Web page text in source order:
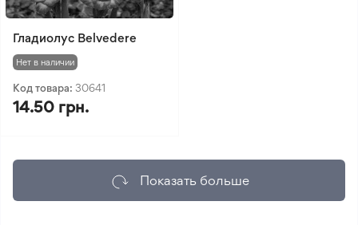
Гладиолус Belvedere
Нет в наличии
Код товара: 30641
14.50 грн.
Показать больше